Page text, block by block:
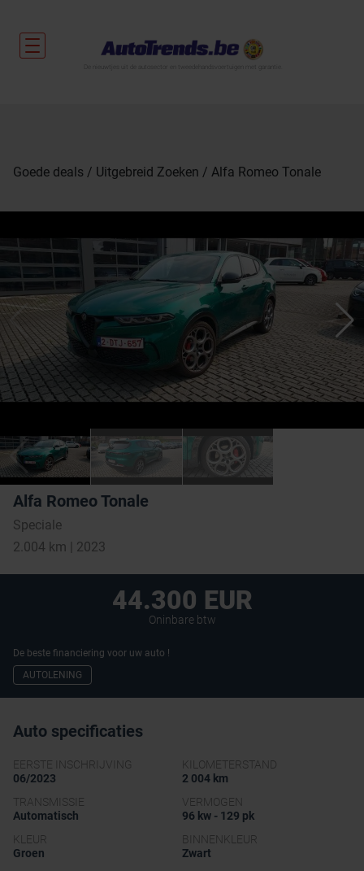
Goede deals Uitgebreid Zoeken Alfa Romeo Tonale
Alfa Romeo Tonale
Speciale
2.004 km | 2023
44.300 EUR
Oninbare btw
De beste financiering voor uw auto !
AUTOLENING
Auto specificaties
EERSTE INSCHRIJVING
06/2023
KILOMETERSTAND
2 004 km
TRANSMISSIE
Automatisch
VERMOGEN
96 kw - 129 pk
KLEUR
Groen
BINNENKLEUR
Zwart